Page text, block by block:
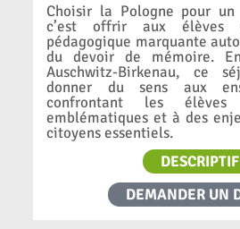
Choisir la Pologne pour un
c’est offrir aux élèves
pédagogique marquante
du devoir de mémoire.
Auschwitz-Birkenau, ce
donner du sens aux
confrontant les
emblématiques et à des
citoyens essentiels.
DESCRIPTIF
DEMANDER UN